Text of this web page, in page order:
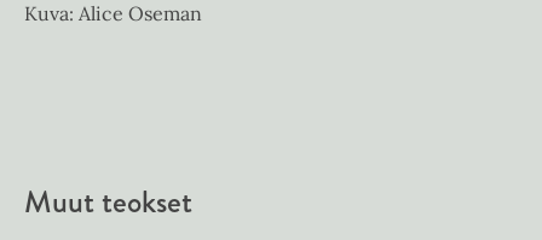
Kuva: Alice Oseman
Muut teokset